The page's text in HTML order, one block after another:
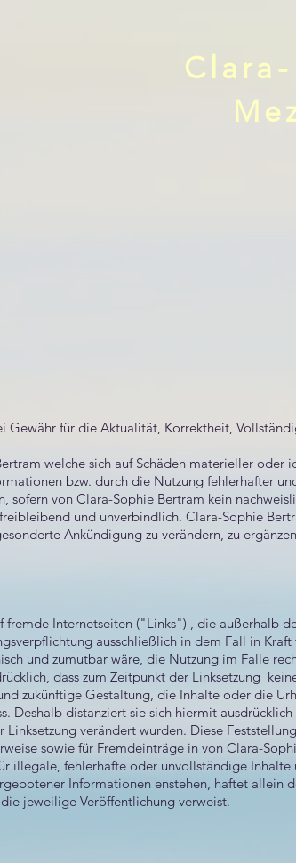
Gewähr für die Aktualität, Korrektheit,
welche sich auf Schäden materieller
bzw. durch die Nutzung fehlerhafter
sofern von Clara-Sophie Bertram kein
und unverbindlich. Clara-Sophie
Ankündigung zu verändern, zu
Internetseiten ("Links") , die außerhalb
ausschließlich in dem Fall in
und zumutbar wäre, die Nutzung im Falle
dass zum Zeitpunkt der Linksetzung
zukünftige Gestaltung, die Inhalte oder die
Deshalb distanziert sie sich hiermit
verändert wurden. Diese
sowie für Fremdeinträge in von Clara-
illegale, fehlerhafte oder unvollständige Inhalte
Informationen enstehen, haftet allein
jeweilige Veröffentlichung verweist.